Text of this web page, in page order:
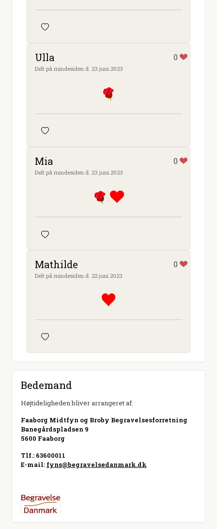
Ulla 0
Delt på mindesiden d. 23.juni.2023
Mia 0
Delt på mindesiden d. 23.juni.2023
Mathilde 0
Delt på mindesiden d. 22.juni.2023
Bedemand
Højtideligheden bliver arrangeret af:
Faaborg Midtfyn og Broby Begravelsesforretning
Banegårdspladsen 9
5600 Faaborg
Tlf.: 63600011
E-mail: fyns@begravelsedanmark.dk